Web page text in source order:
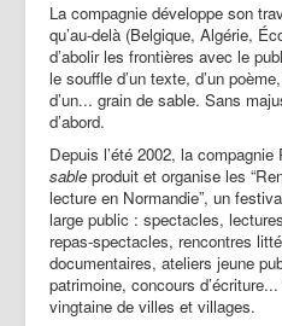
La compagnie développe son
qu’au-delà (Belgique, Algérie,
d’abolir les frontières avec le
le souffle d’un texte, d’un
d’un... grain de sable. Sans
d’abord.
Depuis l’été 2002, la compagnie
sable produit et organise les
lecture en Normandie”, un
large public : spectacles,
repas-spectacles, rencontres
documentaires, ateliers jeune
patrimoine, concours
vingtaine de villes et villages.